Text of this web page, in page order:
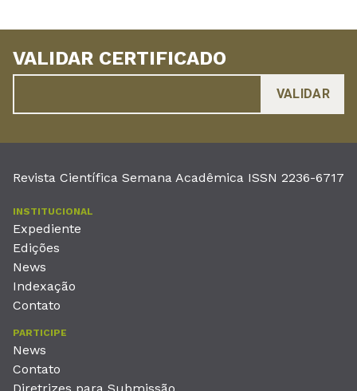
VALIDAR CERTIFICADO
Revista Científica Semana Acadêmica ISSN 2236-6717
INSTITUCIONAL
Expediente
Edições
News
Indexação
Contato
PARTICIPE
News
Contato